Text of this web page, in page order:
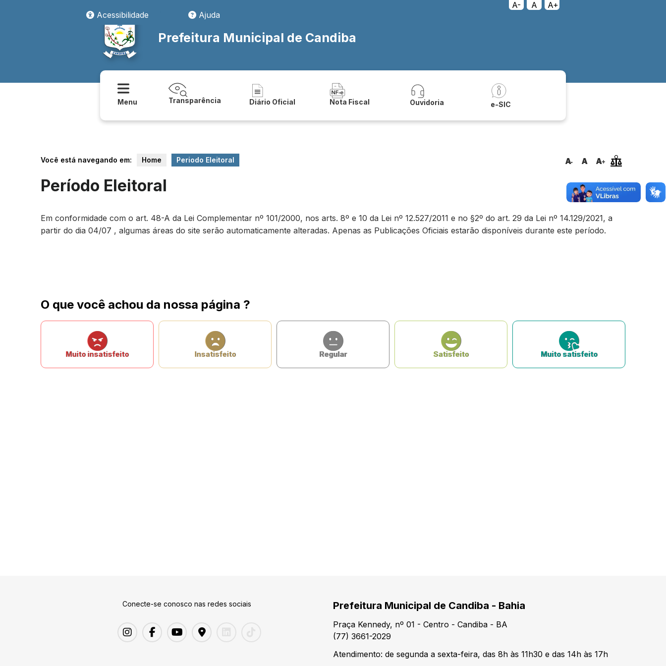
A- A
A+
Acessibilidade
Ajuda
Prefeitura Municipal de Candiba
Menu Transparência Diário Oficial Nota Fiscal Ouvidoria e-SIC
Você está navegando em: Home Periodo Eleitoral
Período Eleitoral
Em conformidade com o art. 48-A da Lei Complementar nº 101/2000, nos arts. 8º e 10 da Lei nº 12.527/2011 e no §2º do art. 29 da Lei nº 14.129/2021, a
partir do dia 04/07 , algumas áreas do site serão automaticamente alteradas. Apenas as Publicações Oficiais estarão disponíveis durante este período.
O que você achou da nossa página ?
Muito insatisfeito Insatisfeito Regular Satisfeito Muito satisfeito
Conecte-se conosco nas redes sociais Prefeitura Municipal de Candiba - Bahia
Praça Kennedy, nº 01 - Centro - Candiba - BA
(77) 3661-2029
Atendimento: de segunda a sexta-feira, das 8h às 11h30 e das 14h às 17h